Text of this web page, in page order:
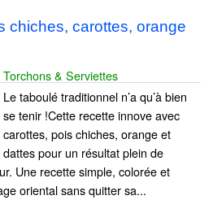
chiches, carottes, orange
Torchons & Serviettes
Le taboulé traditionnel n’a qu’à bien
se tenir !Cette recette innove avec
carottes, pois chiches, orange et
dattes pour un résultat plein de
Une recette simple, colorée et
oriental sans quitter sa...